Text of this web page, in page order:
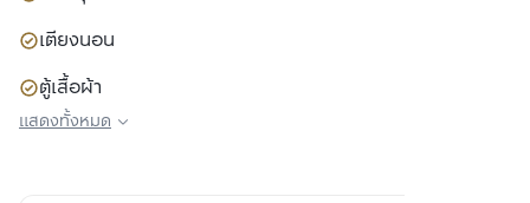
เตียงนอน
ตู้เสื้อผ้า
โซฟา
แสดงทั้งหมด